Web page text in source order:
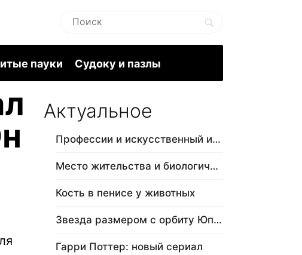
пауки Судоку и пазлы
Актуальное
Профессии и искусственный интеллект
Место жительства и биологический в…
Кость в пенисе у животных
Звезда размером с орбиту Юпитера
Гарри Поттер: новый сериал